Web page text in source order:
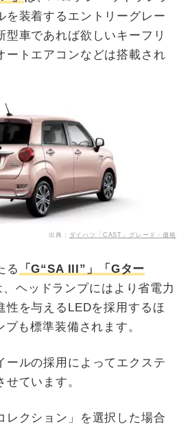
を装着するエントリーグレー
型車であれば欲しいキーフリ
ートエアコンなどは搭載され
出典： ダイハツ「CAST」グレード・価格
る
「G“SA III”」「Gター
、ヘッドランプにはより省電力
性を与えるLEDを採用するほ
も標準装備されます。
ールの採用によってエクステ
せています。
レクション」を選択した場合